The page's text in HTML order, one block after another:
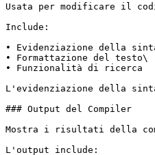
Usata per modificare il
Include:
• Evidenziazione della
• Formattazione del testo\
• Funzionalità di ricerca
L'evidenziazione della
### Output del Compiler
Mostra i risultati della
L'output include: